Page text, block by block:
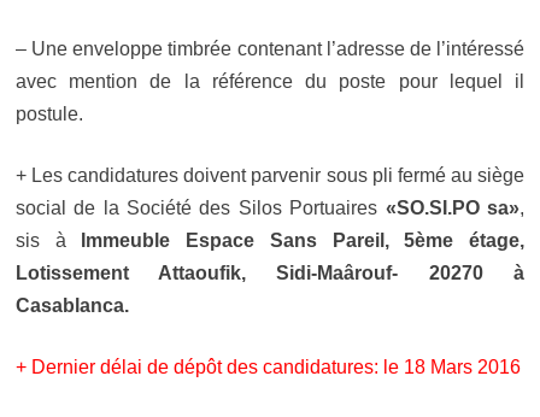
– Une enveloppe timbrée contenant l’adresse de l’intéressé
avec mention de la référence du poste pour lequel il
postule.
+ Les candidatures doivent parvenir sous pli fermé au siège
social de la Société des Silos Portuaires «SO.SI.PO sa»,
sis à
Immeuble Espace Sans Pareil, 5ème étage,
Lotissement Attaoufik, Sidi-Maârouf- 20270 à
Casablanca.
+ Dernier délai de dépôt des candidatures: le 18 Mars 2016